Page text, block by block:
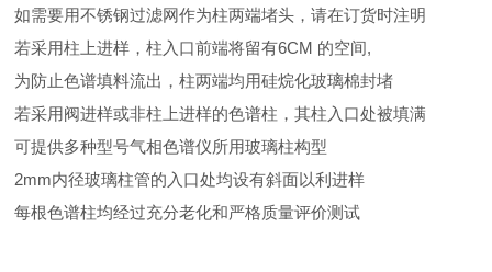
如需要用不锈钢过滤网作为柱两端堵头，请在订货时注明
若采用柱上进样，柱入口前端将留有6CM 的空间,
为防止色谱填料流出，柱两端均用硅烷化玻璃棉封堵
若采用阀进样或非柱上进样的色谱柱，其柱入口处被填满
可提供多种型号气相色谱仪所用玻璃柱构型
2mm内径玻璃柱管的入口处均设有斜面以利进样
每根色谱柱均经过充分老化和严格质量评价测试